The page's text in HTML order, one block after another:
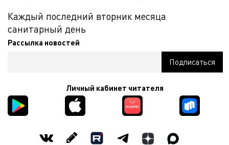
Каждый последний вторник месяца
санитарный день
Рассылка новостей
Личный кабинет читателя